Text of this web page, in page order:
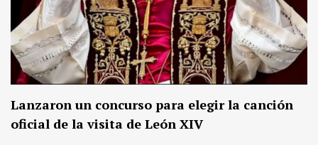
Lanzaron un concurso para elegir la canción
oficial de la visita de León XIV